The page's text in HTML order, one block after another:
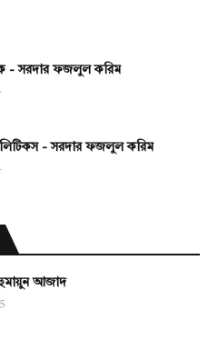
- সরদার ফজলুল করিম
- সরদার ফজলুল করিম
হুমায়ুন আজাদ